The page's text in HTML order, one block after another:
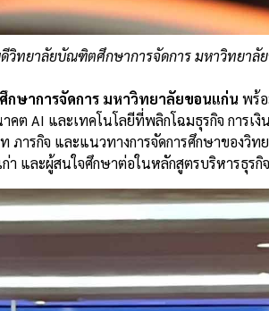
วิทยาลัยบัณฑิตศึกษาการจัดการ มหาวิทยาลั
ษาการจัดการ มหาวิทยาลัยขอนแก่น พร้
ต AI และเทคโนโลยีที่พลิกโฉมธุรกิจ การเงิ
ารกิจ และแนวทางการจัดการศึกษาของวิ
า และผู้สนใจศึกษาต่อในหลักสูตรบริหารธุร